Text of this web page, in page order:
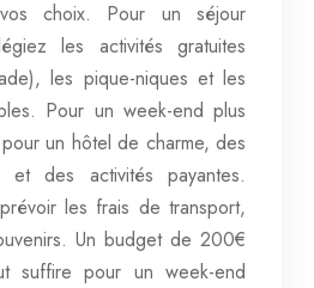
choix. Pour un séjour
les activités gratuites
les pique-niques et les
Pour un week-end plus
un hôtel de charme, des
et des activités payantes.
les frais de transport,
Un budget de 200€
suffire pour un week-end